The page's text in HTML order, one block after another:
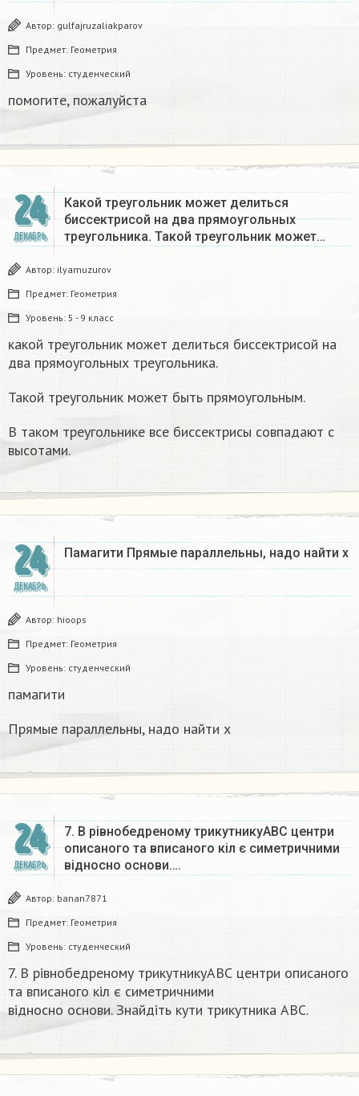
Автор: gulfajruzaliakparov
Предмет: Геометрия
Уровень: студенческий
помогите, пожалуйста ​
24
ДЕКАБРЬ
Какой треугольник может делиться
биссектрисой на два прямоугольных
треугольника. Такой треугольник может…
Автор: ilyamuzurov
Предмет: Геометрия
Уровень: 5 - 9 класс
какой треугольник может делиться биссектрисой на
два прямоугольных треугольника.
Такой треугольник может быть прямоугольным.
В таком треугольнике все биссектрисы совпадают с
высотами.
24
ДЕКАБРЬ
Памагити Прямые параллельны, надо найти x
Автор: hioops
Предмет: Геометрия
Уровень: студенческий
памагити
Прямые параллельны, надо найти x
24
ДЕКАБРЬ
7. В рівнобедреному трикутникуАВС центри
описаного та вписаного кіл є симетричними
відносно основи….
Автор: banan7871
Предмет: Геометрия
Уровень: студенческий
7. В рівнобедреному трикутникуАВС центри описаного
та вписаного кіл є симетричними
відносно основи. Знайдіть кути трикутника ABC.​